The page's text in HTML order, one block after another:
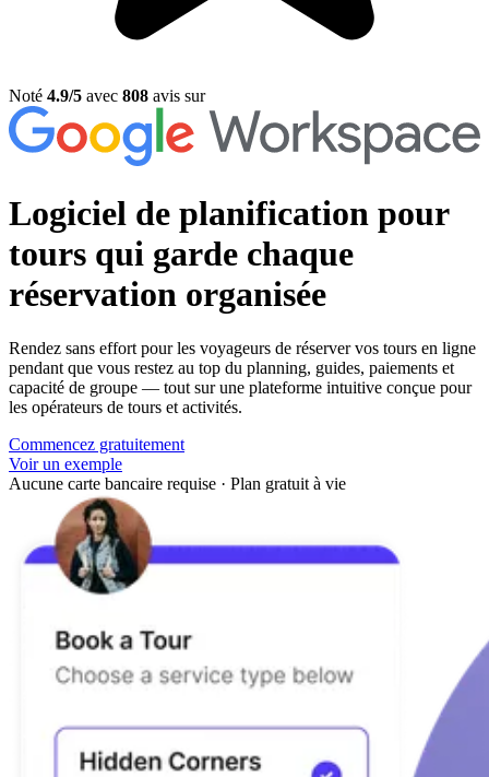
Noté 4.9/5 avec 808 avis sur
Logiciel de planification pour
tours qui garde chaque
réservation organisée
Rendez sans effort pour les voyageurs de réserver vos tours en ligne
pendant que vous restez au top du planning, guides, paiements et
capacité de groupe — tout sur une plateforme intuitive conçue pour
les opérateurs de tours et activités.
Commencez gratuitement
Voir un exemple
Aucune carte bancaire requise · Plan gratuit à vie